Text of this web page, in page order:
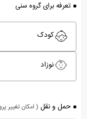
تعرفه برای گروه سنی
کودک
نوزاد
حمل و نقل ( امکان تغییر